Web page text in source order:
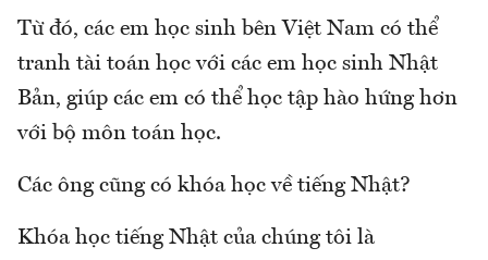
Từ đó, các em học sinh bên Việt Nam có thể
tranh tài toán học với các em học sinh Nhật
Bản, giúp các em có thể học tập hào hứng hơn
với bộ môn toán học.
Các ông cũng có khóa học về tiếng Nhật?
Khóa học tiếng Nhật của chúng tôi là